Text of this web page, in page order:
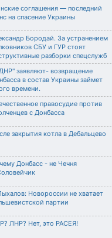
соглашения — последний
на спасение Украины
Бородай. За устранением
СБУ и ГУР стоят
разборки спецслужб
заявляют- возвращение
в состав Украины займет
времени.
правосудие против
с Донбасса
закрытия котла в Дебальцево
Донбасс - не Чечня
Новороссии не хватает
партии
ЛНР? Нет, это РАСЕЯ!